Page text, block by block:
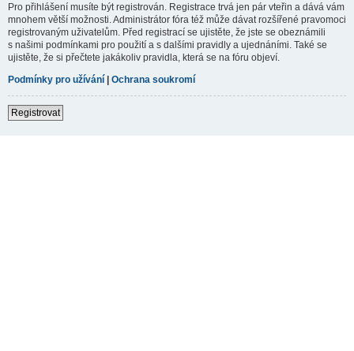
Pro přihlášení musíte být registrován. Registrace trvá jen pár vteřin a dává vám
mnohem větší možnosti. Administrátor fóra též může dávat rozšířené pravomoci
registrovaným uživatelům. Před registrací se ujistěte, že jste se obeznámili
s našimi podmínkami pro použití a s dalšími pravidly a ujednáními. Také se
ujistěte, že si přečtete jakákoliv pravidla, která se na fóru objeví.
Podmínky pro užívání | Ochrana soukromí
Registrovat